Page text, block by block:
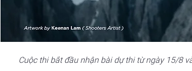
Cuộc thi bắt đầu nhận bài dự thi từ ngày 15/8